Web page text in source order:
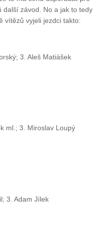
další závod. No a jak to tedy
vítězů vyjeli jezdci takto:
3. Aleš Matiášek
ml.; 3. Miroslav Loupý
3. Adam Jílek